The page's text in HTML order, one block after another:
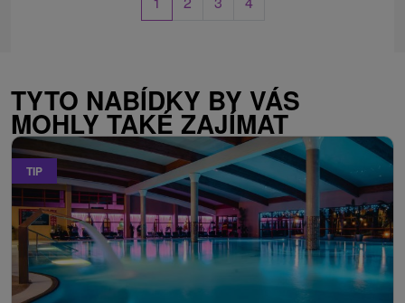
TYTO NABÍDKY BY VÁS
MOHLY TAKÉ ZAJÍMAT
TIP